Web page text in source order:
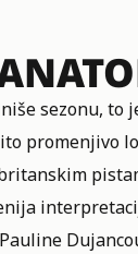
sezonu, to
promenjivo